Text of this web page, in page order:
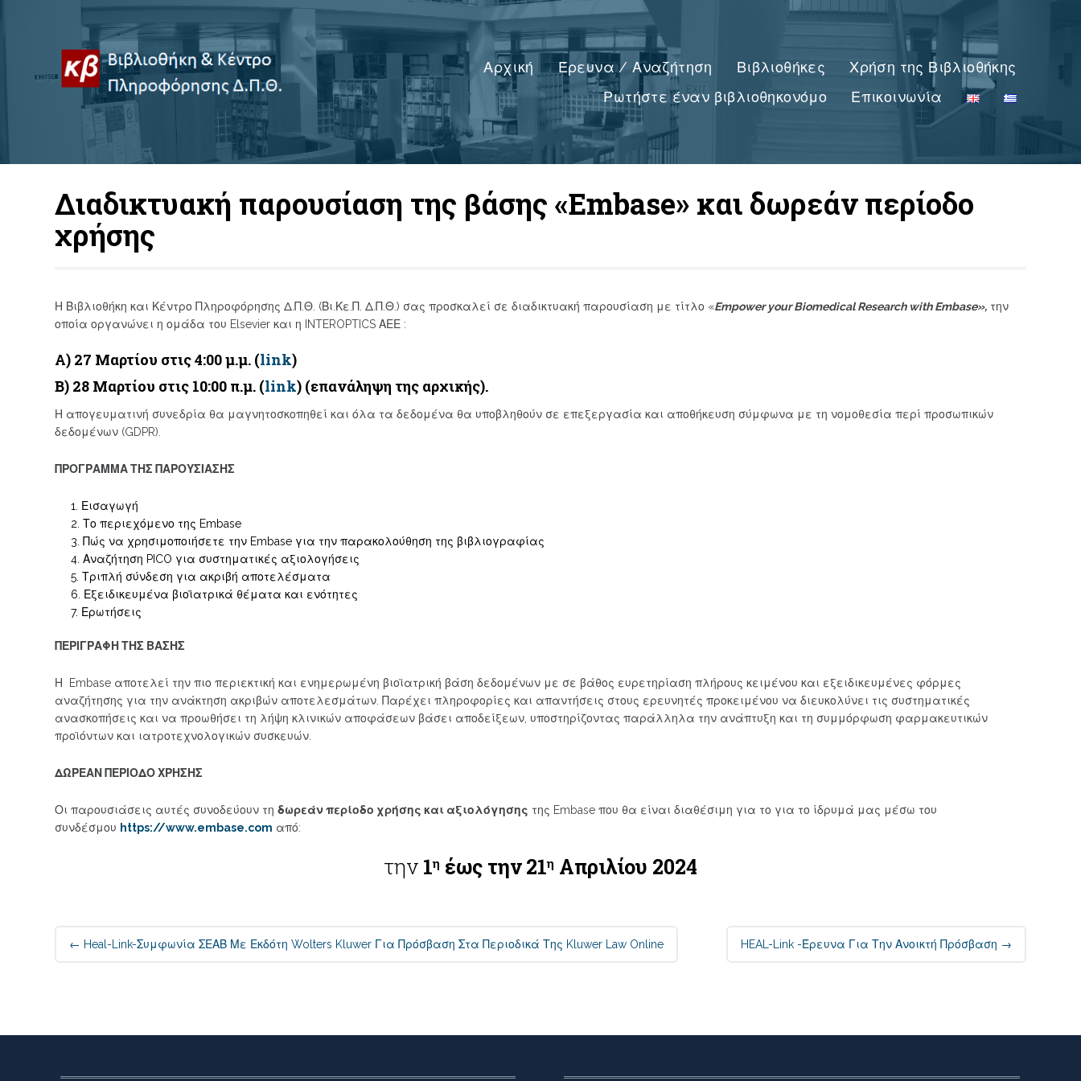
Αρχική Έρευνα / Αναζήτηση Βιβλιοθήκες
Χρήση της Βιβλιοθήκης
Ρωτήστε έναν βιβλιοθηκονόμο
Επικοινωνία
Διαδικτυακή παρουσίαση της βάσης «Embase» και δωρεάν περίοδο
χρήσης
Η Βιβλιοθήκη και Κέντρο Πληροφόρησης Δ.Π.Θ. (Βι.Κε.Π. Δ.Π.Θ.) σας προσκαλεί σε διαδικτυακή παρουσίαση με τίτλο «Empower your Biomedical Research with Embase», την
οποία οργανώνει η ομάδα του Elsevier και η INTEROPTICS ΑΕΕ :
Α) 27 Μαρτίου στις 4:00 μ.μ. (link)
Β) 28 Μαρτίου στις 10:00 π.μ. (link) (επανάληψη της αρχικής).
Η απογευματινή συνεδρία θα μαγνητοσκοπηθεί και όλα τα δεδομένα θα υποβληθούν σε επεξεργασία και αποθήκευση σύμφωνα με τη νομοθεσία περί προσωπικών
δεδομένων (GDPR).
ΠΡΟΓΡΑΜΜΑ ΤΗΣ ΠΑΡΟΥΣΙΑΣΗΣ
Εισαγωγή
Το περιεχόμενο της Embase
Πώς να χρησιμοποιήσετε την Embase για την παρακολούθηση της βιβλιογραφίας
Αναζήτηση PICO για συστηματικές αξιολογήσεις
Τριπλή σύνδεση για ακριβή αποτελέσματα
Εξειδικευμένα βιοϊατρικά θέματα και ενότητες
Ερωτήσεις
ΠΕΡΙΓΡΑΦΗ ΤΗΣ ΒΑΣΗΣ
Η Embase αποτελεί την πιο περιεκτική και ενημερωμένη βιοϊατρική βάση δεδομένων με σε βάθος ευρετηρίαση πλήρους κειμένου και εξειδικευμένες φόρμες
αναζήτησης για την ανάκτηση ακριβών αποτελεσμάτων. Παρέχει πληροφορίες και απαντήσεις στους ερευνητές προκειμένου να διευκολύνει τις συστηματικές
ανασκοπήσεις και να προωθήσει τη λήψη κλινικών αποφάσεων βάσει αποδείξεων, υποστηρίζοντας παράλληλα την ανάπτυξη και τη συμμόρφωση φαρμακευτικών
προϊόντων και ιατροτεχνολογικών συσκευών.
ΔΩΡΕΑΝ ΠΕΡΙΟΔΟ ΧΡΗΣΗΣ
Οι παρουσιάσεις αυτές συνοδεύουν τηδωρεάν περίοδο χρήσης και αξιολόγησης της Embase που θα είναι διαθέσιμη για το για το ίδρυμά μας μέσω του
συνδέσμου https://www.embase.com από:
την 1η έως την 21η Απριλίου 2024
Post navigation
← Heal-Link-Συμφωνία ΣΕΑΒ Με Εκδότη Wolters Kluwer Για Πρόσβαση Στα Περιοδικά Της Kluwer Law Online HEAL-Link -Έρευνα Για Την Ανοικτή Πρόσβαση →